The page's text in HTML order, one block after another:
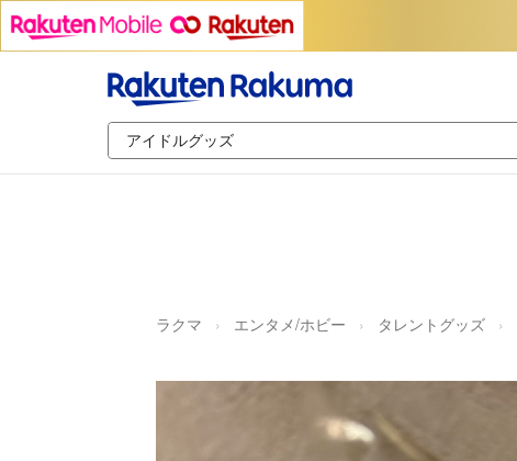
ラクマ エンタメ/ホビー タレントグッズ